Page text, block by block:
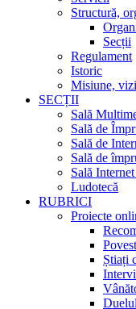
Structură,
Secții
Regulament
Istoric
Misiune,
SECȚII
Sală
Sală de
Sală de
Sală de
Sală
Ludotecă
RUBRICI
Proiecte
Știați